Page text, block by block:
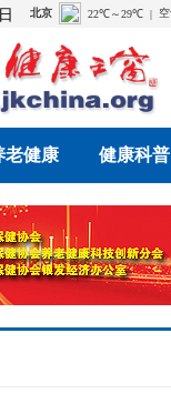
老健康 健康科普